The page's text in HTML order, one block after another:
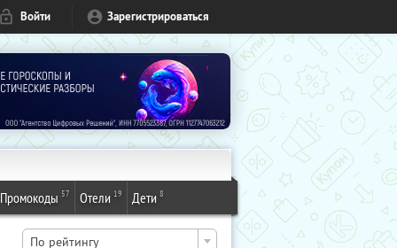
Войти Зарегистрироваться
Промокоды 57 Отели 19 Дети 8
По рейтингу